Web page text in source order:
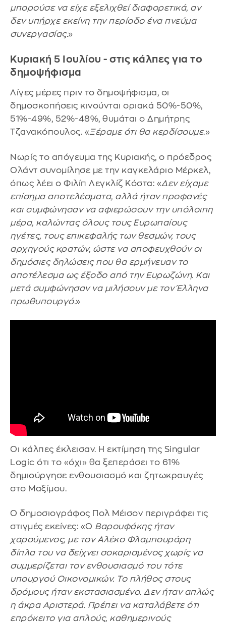
μπορούσε να είχε εξελιχθεί διαφορετικά, αν
δεν υπήρχε εκείνη την περίοδο ένα πνεύμα
συνεργασίας.»
Κυριακή 5 Ιουλίου - στις κάλπες για το
δημοψήφισμα
Λίγες μέρες πριν το δημοψήφισμα, οι
δημοσκοπήσεις κινούνται οριακά 50%-50%,
51%-49%, 52%-48%, θυμάται ο Δημήτρης
Τζανακόπουλος. «Ξέραμε ότι θα κερδίσουμε.»
Νωρίς το απόγευμα της Κυριακής, ο πρόεδρος
Ολάντ συνομίλησε με την καγκελάριο Μέρκελ,
όπως λέει ο Φιλίπ Λεγκλίζ Κόστα: «Δεν είχαμε
επίσημα αποτελέσματα, αλλά ήταν προφανές
και συμφώνησαν να αφιερώσουν την υπόλοιπη
μέρα, καλώντας όλους τους Ευρωπαίους
ηγέτες, τους επικεφαλής των θεσμών, τους
αρχηγούς κρατών, ώστε να αποφευχθούν οι
δημόσιες δηλώσεις που θα ερμήνευαν το
αποτέλεσμα ως έξοδο από την Ευρωζώνη. Και
μετά συμφώνησαν να μιλήσουν με τον Έλληνα
πρωθυπουργό.»
Οι κάλπες έκλεισαν. Η εκτίμηση της Singular
Logic ότι το «όχι» θα ξεπεράσει το 61%
δημιούργησε ενθουσιασμό και ζητωκραυγές
στο Μαξίμου.
Ο δημοσιογράφος Πολ Μέισον περιγράφει τις
στιγμές εκείνες: «Ο Βαρουφάκης ήταν
χαρούμενος, με τον Αλέκο Φλαμπουράρη
δίπλα του να δείχνει σοκαρισμένος χωρίς να
συμμερίζεται τον ενθουσιασμό του τότε
υπουργού Οικονομικών. Το πλήθος στους
δρόμους ήταν εκστασιασμένο. Δεν ήταν απλώς
η άκρα Αριστερά. Πρέπει να καταλάβετε ότι
επρόκειτο για απλούς, καθημερινούς